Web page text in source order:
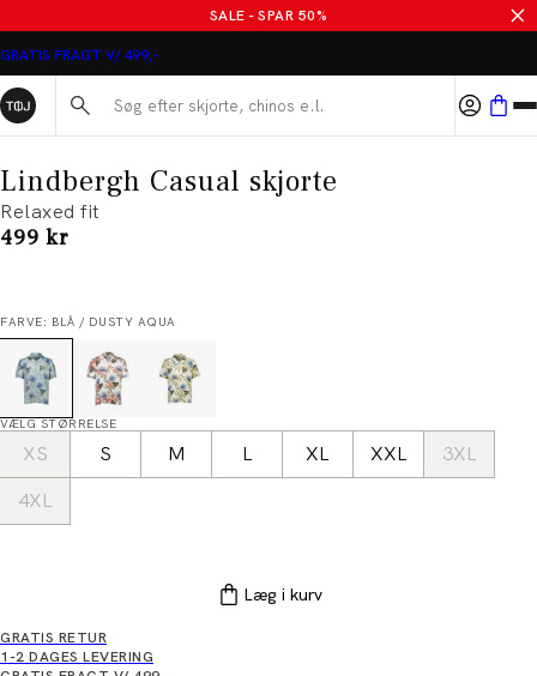
SALE - SPAR 50%
GRATIS FRAGT V/ 499,-
Søg her...
Lindbergh Casual skjorte
Relaxed fit
I alt (inkl. rabat)
499 kr
FARVE: BLÅ / DUSTY AQUA
VÆLG STØRRELSE
XS S M L XL XXL
3XL
4XL
Læg i kurv
GRATIS RETUR
1-2 DAGES LEVERING